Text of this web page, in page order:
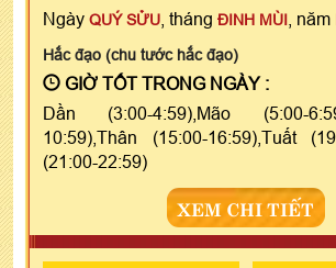
Ngày QUÝ SỬU , tháng ĐINH MÙI , năm
Hắc đạo (chu tước hắc đạo)
GIỜ TỐT TRONG NGÀY :
Dần (3:00-4:59),Mão (5:00-
10:59),Thân (15:00-16:59),Tuất
(21:00-22:59)
XEM CHI TIẾT